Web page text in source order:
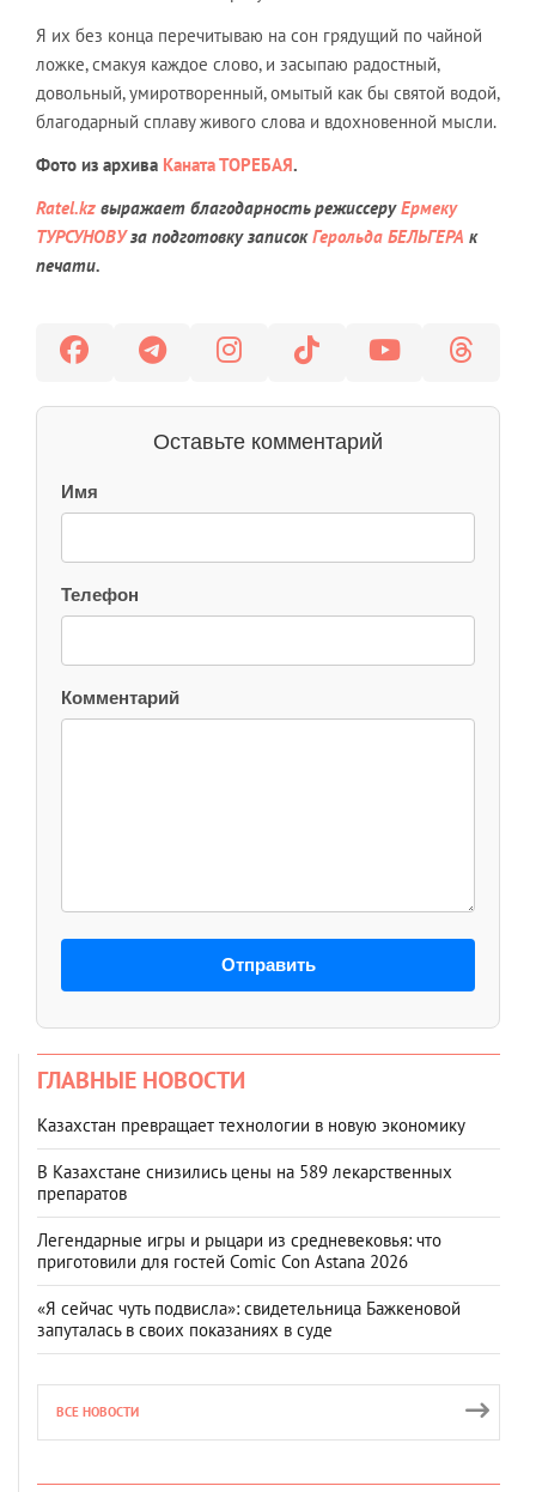
Я их без конца перечитываю на сон грядущий по чайной
ложке, смакуя каждое слово, и засыпаю радостный,
довольный, умиротворенный, омытый как бы святой водой,
благодарный сплаву живого слова и вдохновенной мысли.
Фото из архива Каната ТОРЕБАЯ.
Ratel.kz выражает благодарность режиссеру Ермеку
ТУРСУНОВУ за подготовку записок Герольда БЕЛЬГЕРА к
печати.
Оставьте комментарий
Имя
Телефон
Комментарий
Отправить
ГЛАВНЫЕ НОВОСТИ
Казахстан превращает технологии в новую экономику
В Казахстане снизились цены на 589 лекарственных
препаратов
Легендарные игры и рыцари из средневековья: что
приготовили для гостей Comic Con Astana 2026
«Я сейчас чуть подвисла»: свидетельница Бажкеновой
запуталась в своих показаниях в суде
ВСЕ НОВОСТИ